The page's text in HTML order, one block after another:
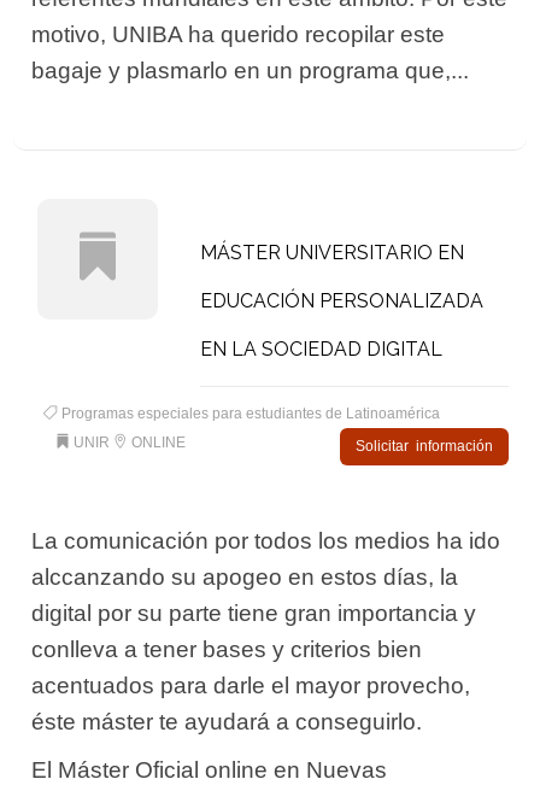
motivo, UNIBA ha querido recopilar este
bagaje y plasmarlo en un programa que,...
MÁSTER UNIVERSITARIO EN
EDUCACIÓN PERSONALIZADA
EN LA SOCIEDAD DIGITAL
Programas especiales para estudiantes de Latinoamérica
UNIR
ONLINE Solicitar información
La comunicación por todos los medios ha ido
alccanzando su apogeo en estos días, la
digital por su parte tiene gran importancia y
conlleva a tener bases y criterios bien
acentuados para darle el mayor provecho,
éste máster te ayudará a conseguirlo.
El Máster Oficial online en Nuevas